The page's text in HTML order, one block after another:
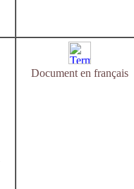
Document en français